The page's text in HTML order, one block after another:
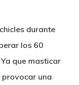
durante
los 60
que masticar
provocar una